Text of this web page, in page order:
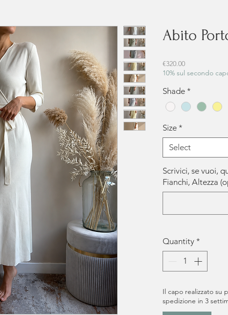
Abito
€320.00Price
10% sul secondo
Shade *
Size *
Select
Scrivici, se vuoi,
Fianchi, Altezza
Quantity *
Il capo realizzato su
spedizione in 3